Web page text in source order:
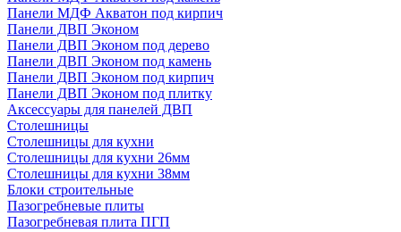
Панели МДФ Акватон под кирпич
Панели ДВП Эконом
Панели ДВП Эконом под дерево
Панели ДВП Эконом под камень
Панели ДВП Эконом под кирпич
Панели ДВП Эконом под плитку
Аксессуары для панелей ДВП
Столешницы
Столешницы для кухни
Столешницы для кухни 26мм
Столешницы для кухни 38мм
Блоки строительные
Пазогребневые плиты
Пазогребневая плита ПГП